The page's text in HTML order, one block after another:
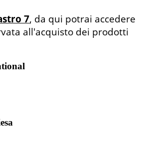
7, da qui potrai accedere
all'acquisto dei prodotti